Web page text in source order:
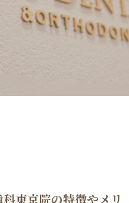
東京院の特徴やメリ